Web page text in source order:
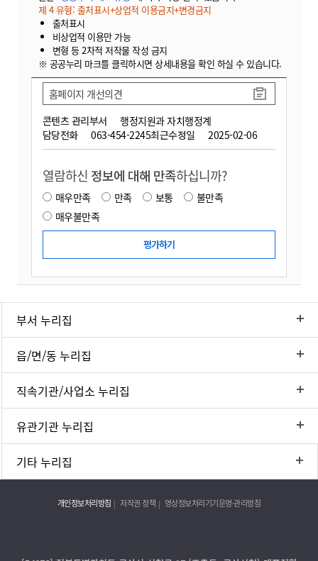
제 4 유형: 출처표시+상업적 이용금지+변경금지
출처표시
비상업적 이용만 가능
변형 등 2차적 저작물 작성 금지
※ 공공누리 마크를 클릭하시면 상세내용을 확인 하실 수 있습니다.
콘텐츠 관리부서
행정지원과 자치행정계
담당전화
063-454-2245최근수정일 2025-02-06
홈페이지 개선의견
열람하신 정보에 대해 만족하십니까?
매우만족 만족 보통
불만족
매우불만족
부서 누리집
읍/면/동 누리집
직속기관/사업소 누리집
유관기관 누리집
기타 누리집
개인정보처리방침 저작권 정책 영상정보처리기기운영·관리방침